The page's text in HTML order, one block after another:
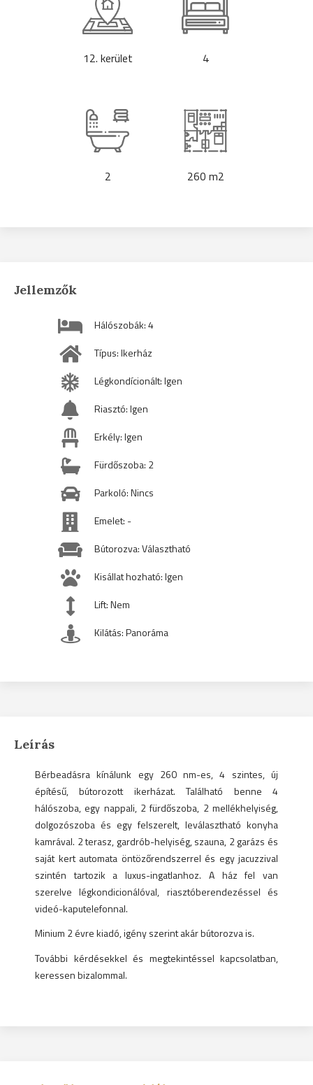
12. kerület 4
2 260 m2
Jellemzők
Hálószobák: 4
Típus: Ikerház
Légkondícionált: Igen
Riasztó: Igen
Erkély: Igen
Fürdőszoba: 2
Parkoló: Nincs
Emelet: -
Bútorozva: Választható
Kisállat hozható: Igen
Lift: Nem
Kilátás: Panoráma
Leírás
Bérbeadásra kínálunk egy 260 nm-es, 4 szintes, új
építésű, bútorozott ikerházat. Található benne 4
hálószoba, egy nappali, 2 fürdőszoba, 2 mellékhelyiség,
dolgozószoba és egy felszerelt, leválasztható konyha
kamrával. 2 terasz, gardrób-helyiség, szauna, 2 garázs és
saját kert automata öntözőrendszerrel és egy jacuzzival
szintén tartozik a luxus-ingatlanhoz. A ház fel van
szerelve légkondicionálóval, riasztóberendezéssel és
videó-kaputelefonnal.
Minium 2 évre kiadó, igény szerint akár bútorozva is.
További kérdésekkel és megtekintéssel kapcsolatban,
keressen bizalommal.